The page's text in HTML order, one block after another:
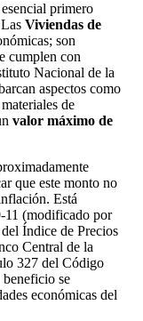
primero
Viviendas de
son
cumplen con
Nacional de la
aspectos como
de
valor máximo de
que este monto no
Está
11 (modificado por
Índice de Precios
Central de la
327 del Código
se
económicas del